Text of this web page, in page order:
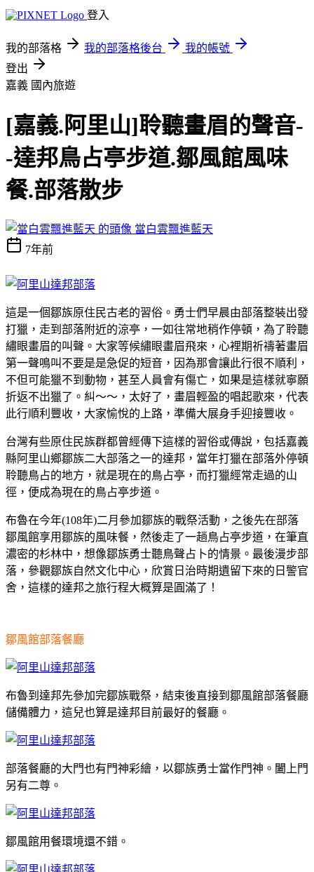
登入
我的部落格 我的部落格後台
我的帳號
登出
嘉義 國內旅遊
[嘉義.阿里山]聆聽畫眉的聲音-
-達邦鳥占亭步道.鄒風館風味
餐.部落散步
當白雲飄進藍天
7年前
這是一個鄒族原住民古老的習俗。勇士們早晨由部落整裝出發
打獵，走到部落附近的涼亭，一如往常地稍作停頓，為了聆聽
繡眼畫眉的叫聲。大家等候繡眼畫眉飛來，心裡期祈禱著畫眉
第一聲鳴叫不要是是急促的短音，因為那會讓此行很不順利，
不但可能獵不到動物，甚至人員會有傷亡，如果是這樣就寧願
折返不出獵了。糾～～，太好了，畫眉輕盈的唱起歌來，代表
此行順利豐收，大家愉悅的上路，準備大展身手迎接豐收。
台灣有些原住民族群都曾經傳下這樣的習俗或傳說，包括嘉義
縣阿里山鄉鄒族二大部落之一的達邦，當年打獵在部落外停頓
聆聽鳥占的地方，就是現在的鳥占亭，而打獵經常走過的山
徑，便成為現在的鳥占亭步道。
布魯在今年(108年)二月參加鄒族的戰祭活動，之後先在部落
鄒風館享用鄒族的風味餐，然後走了一趟鳥占亭步道，在筆直
濃密的杉林中， 想像鄒族勇士聽鳥聲占卜的情景 。最後漫步部
落，參觀鄒族自然文化中心，欣賞日治時期遺留下來的日警官
舍，這樣的達邦之旅行程大概算是圓滿了！
鄒風館部落餐廳
布魯到達邦先參加完鄒族戰祭，結束後直接到鄒風館部落餐廳
儲備體力，這兒也算是達邦目前最好的餐廳。
部落餐廳的大門也有門神彩繪，以鄒族勇士當作門神。闔上門
另有二尊。
鄒風館用餐環境還不錯。